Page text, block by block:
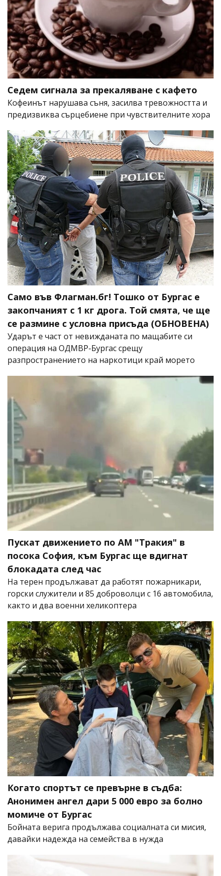
Седем сигнала за прекаляване с кафето
Кофеинът нарушава съня, засилва тревожността и
предизвиква сърцебиене при чувствителните хора
Само във Флагман.бг! Тошко от Бургас е
закопчаният с 1 кг дрога. Той смята, че ще
се размине с условна присъда (ОБНОВЕНА)
Ударът е част от невижданата по мащабите си
операция на ОДМВР-Бургас срещу
разпространението на наркотици край морето
Пускат движението по АМ "Тракия" в
посока София, към Бургас ще вдигнат
блокадата след час
На терен продължават да работят пожарникари,
горски служители и 85 доброволци с 16 автомобила,
както и два военни хеликоптера
Когато спортът се превърне в съдба:
Анонимен ангел дари 5 000 евро за болно
момиче от Бургас
Бойната верига продължава социалната си мисия,
давайки надежда на семейства в нужда